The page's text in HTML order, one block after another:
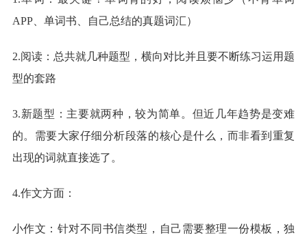
APP、单词书、自己总结的真题词汇）
2.阅读：总共就几种题型，横向对比并且要不断练习运用题
型的套路
3.新题型：主要就两种，较为简单。但近几年趋势是变难
的。需要大家仔细分析段落的核心是什么，而非看到重复
出现的词就直接选了。
4.作文方面：
小作文：针对不同书信类型，自己需要整理一份模板，独